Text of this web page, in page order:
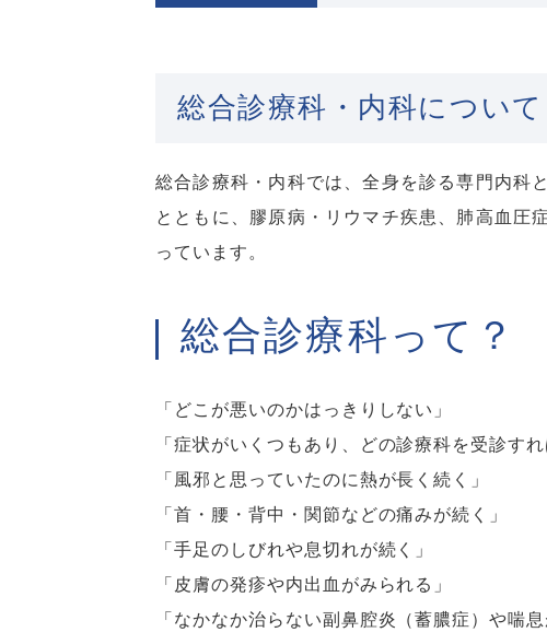
総合診療科・内科について
総合診療科・内科では、全身を診る専門内科
とともに、膠原病・リウマチ疾患、肺高血圧
っています。
総合診療科って？
「どこが悪いのかはっきりしない」
「症状がいくつもあり、どの診療科を受診す
「風邪と思っていたのに熱が長く続く」
「首・腰・背中・関節などの痛みが続く」
「手足のしびれや息切れが続く」
「皮膚の発疹や内出血がみられる」
「なかなか治らない副鼻腔炎（蓄膿症）や喘息